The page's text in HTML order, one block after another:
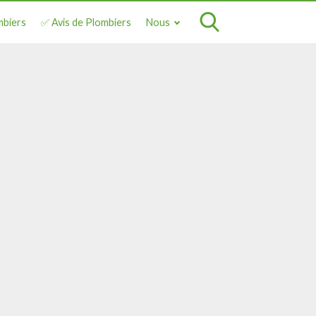
✅ Avis de Plombiers Nous